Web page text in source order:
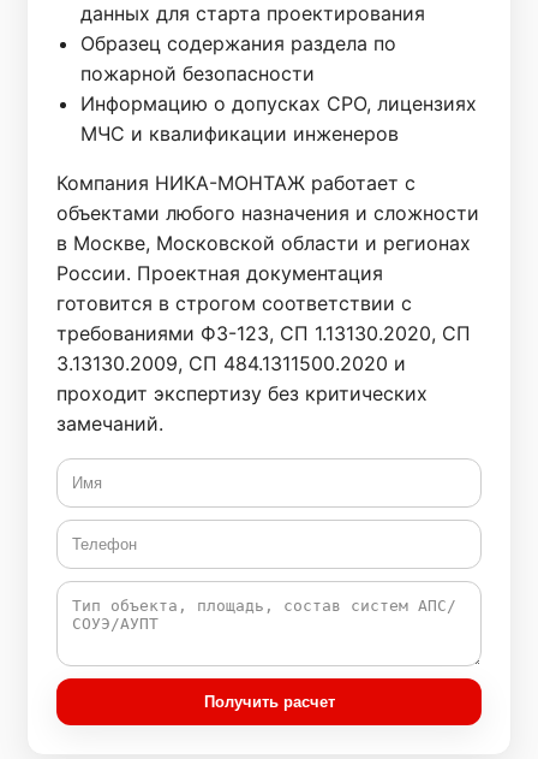
данных для старта проектирования
Образец содержания раздела по
пожарной безопасности
Информацию о допусках СРО, лицензиях
МЧС и квалификации инженеров
Компания НИКА-МОНТАЖ работает с
объектами любого назначения и сложности
в Москве, Московской области и регионах
России. Проектная документация
готовится в строгом соответствии с
требованиями ФЗ-123, СП 1.13130.2020, СП
3.13130.2009, СП 484.1311500.2020 и
проходит экспертизу без критических
замечаний.
Получить расчет